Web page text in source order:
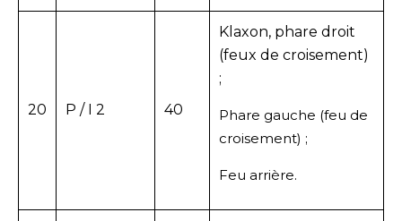
20 P / I 2 40
Klaxon, phare droit
(feux de croisement)
;
Phare gauche (feu de
croisement) ;
Feu arrière.